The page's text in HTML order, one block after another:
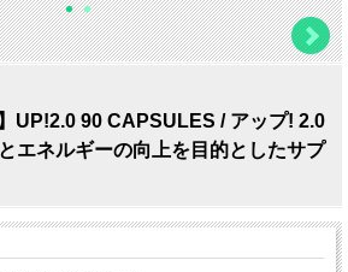
UP!2.0 90 CAPSULES / アップ! 2.0
エネルギーの向上を目的としたサプ